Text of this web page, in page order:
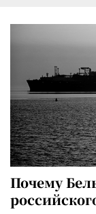
Почему